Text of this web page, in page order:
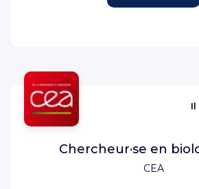
CEA
Il
Chercheur·se en